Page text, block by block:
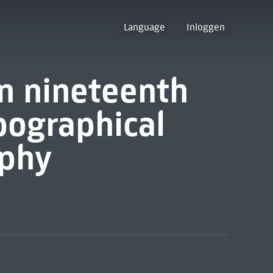
Language Inloggen
nineteenth